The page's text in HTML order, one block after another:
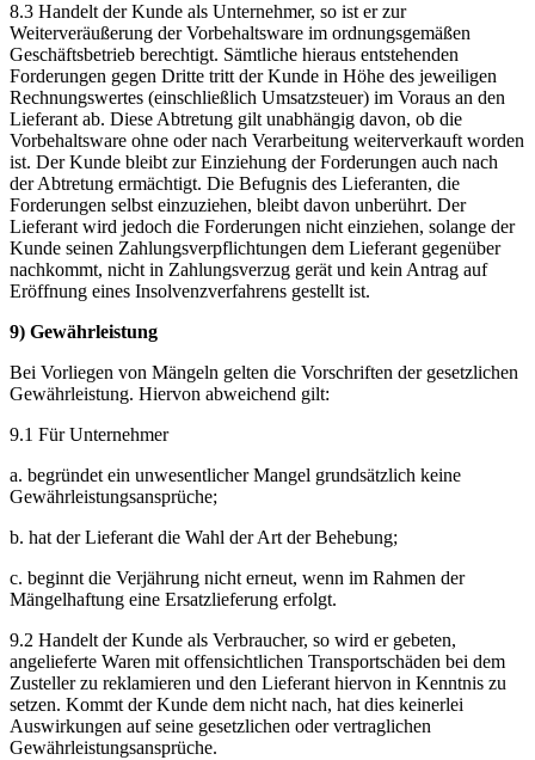
8.3 Handelt der Kunde als Unternehmer, so ist er zur
Weiterveräußerung der Vorbehaltsware im ordnungsgemäßen
Geschäftsbetrieb berechtigt. Sämtliche hieraus entstehenden
Forderungen gegen Dritte tritt der Kunde in Höhe des jeweiligen
Rechnungswertes (einschließlich Umsatzsteuer) im Voraus an den
Lieferant ab. Diese Abtretung gilt unabhängig davon, ob die
Vorbehaltsware ohne oder nach Verarbeitung weiterverkauft worden
ist. Der Kunde bleibt zur Einziehung der Forderungen auch nach
der Abtretung ermächtigt. Die Befugnis des Lieferanten, die
Forderungen selbst einzuziehen, bleibt davon unberührt. Der
Lieferant wird jedoch die Forderungen nicht einziehen, solange der
Kunde seinen Zahlungsverpflichtungen dem Lieferant gegenüber
nachkommt, nicht in Zahlungsverzug gerät und kein Antrag auf
Eröffnung eines Insolvenzverfahrens gestellt ist.
9) Gewährleistung
Bei Vorliegen von Mängeln gelten die Vorschriften der gesetzlichen
Gewährleistung. Hiervon abweichend gilt:
9.1 Für Unternehmer
a. begründet ein unwesentlicher Mangel grundsätzlich keine
Gewährleistungsansprüche;
b. hat der Lieferant die Wahl der Art der Behebung;
c. beginnt die Verjährung nicht erneut, wenn im Rahmen der
Mängelhaftung eine Ersatzlieferung erfolgt.
9.2 Handelt der Kunde als Verbraucher, so wird er gebeten,
angelieferte Waren mit offensichtlichen Transportschäden bei dem
Zusteller zu reklamieren und den Lieferant hiervon in Kenntnis zu
setzen. Kommt der Kunde dem nicht nach, hat dies keinerlei
Auswirkungen auf seine gesetzlichen oder vertraglichen
Gewährleistungsansprüche.